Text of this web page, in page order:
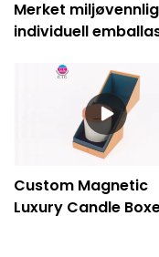
Merket miljøvennlig
individuell
gaveesker
Custom Magnetic
Luxury Candle